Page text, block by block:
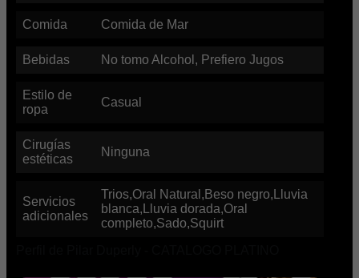
Comida Comida de Mar
Bebidas No tomo Alcohol, Prefiero Jugos
Estilo de
ropa
Casual
Cirugías
estéticas
Ninguna
Servicios
adicionales
Trios,Oral Natural,Beso negro,Lluvia
blanca,Lluvia dorada,Oral
completo,Sado,Squirt